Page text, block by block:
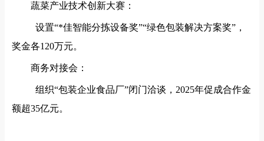
蔬菜产业技术创新大赛：
设置“*佳智能分拣设备奖”“绿色包装解决方案奖”，
奖金各120万元。
商务对接会：
组织“包装企业食品厂”闭门洽谈，2025年促成合作金
额超35亿元。